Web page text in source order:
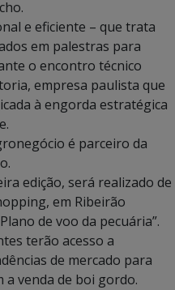
e eficiente – que trata
em palestras para
o encontro técnico
empresa paulista que
à engorda estratégica
é parceiro da
edição, será realizado de
em Ribeirão
de voo da pecuária”.
terão acesso a
de mercado para
a venda de boi gordo.